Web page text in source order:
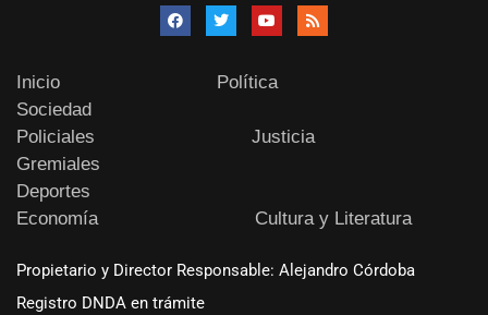
Inicio
Política
Sociedad
Policiales
Justicia
Gremiales
Deportes
Economía
Cultura y Literatura
Propietario y Director Responsable: Alejandro Córdoba
Registro DNDA en trámite